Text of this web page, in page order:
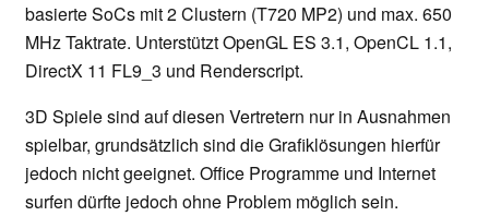
basierte SoCs mit 2 Clustern (T720 MP2) und max. 650
MHz Taktrate. Unterstützt OpenGL ES 3.1, OpenCL 1.1,
DirectX 11 FL9_3 und Renderscript.
3D Spiele sind auf diesen Vertretern nur in Ausnahmen
spielbar, grundsätzlich sind die Grafiklösungen hierfür
jedoch nicht geeignet. Office Programme und Internet
surfen dürfte jedoch ohne Problem möglich sein.